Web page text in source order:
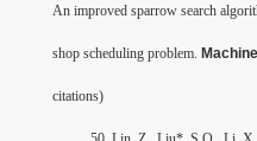
An improved sparrow search
shop scheduling problem.
citations)